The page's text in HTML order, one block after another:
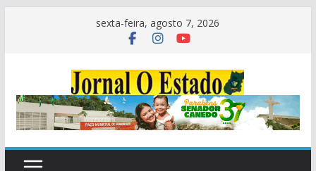
sexta-feira, agosto 7, 2026